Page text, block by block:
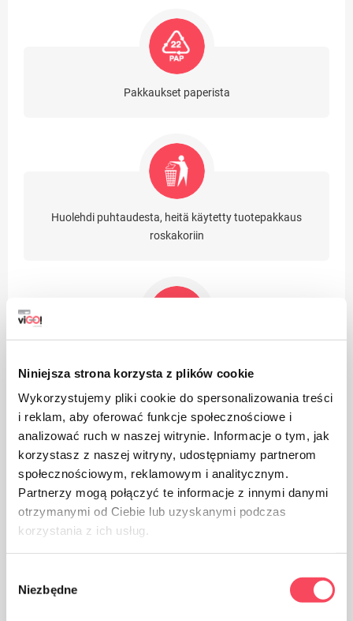
Niniejsza strona korzysta z plików cookie
Wykorzystujemy pliki cookie do spersonalizowania treści
i reklam, aby oferować funkcje społecznościowe i
analizować ruch w naszej witrynie. Informacje o tym, jak
korzystasz z naszej witryny, udostępniamy partnerom
społecznościowym, reklamowym i analitycznym.
Partnerzy mogą połączyć te informacje z innymi danymi
otrzymanymi od Ciebie lub uzyskanymi podczas
korzystania z ich usług.
zgody
Niezbędne
Pakkaukset paperista
Huolehdi puhtaudesta, heitä käytetty tuotepakkaus
roskakoriin
Pidä poissa lasten ulottuvilta
Certificates